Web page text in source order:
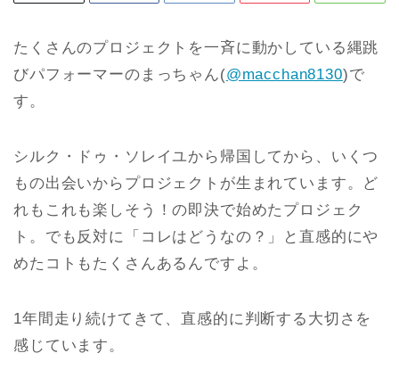
たくさんのプロジェクトを一斉に動かしている縄跳
びパフォーマーのまっちゃん(@macchan8130)で
す。
シルク・ドゥ・ソレイユから帰国してから、いくつ
もの出会いからプロジェクトが生まれています。ど
れもこれも楽しそう！の即決で始めたプロジェク
ト。でも反対に「コレはどうなの？」と直感的にや
めたコトもたくさんあるんですよ。
1年間走り続けてきて、直感的に判断する大切さを
感じています。